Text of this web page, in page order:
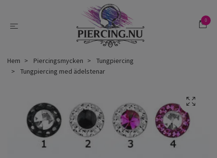
0
Hem Piercingsmycken
Tungpiercing
Tungpiercing med ädelstenar